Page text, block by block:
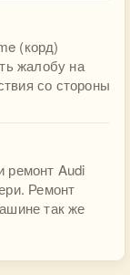
(корд)
жалобу на
со стороны
ремонт Audi
Ремонт
так же